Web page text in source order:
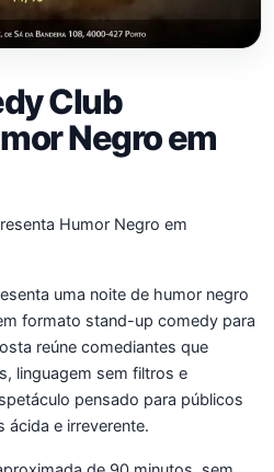
Club
Negro em
Humor Negro em
uma noite de humor negro
formato stand-up comedy para
reúne comediantes que
linguagem sem filtros e
pensado para públicos
ácida e irreverente.